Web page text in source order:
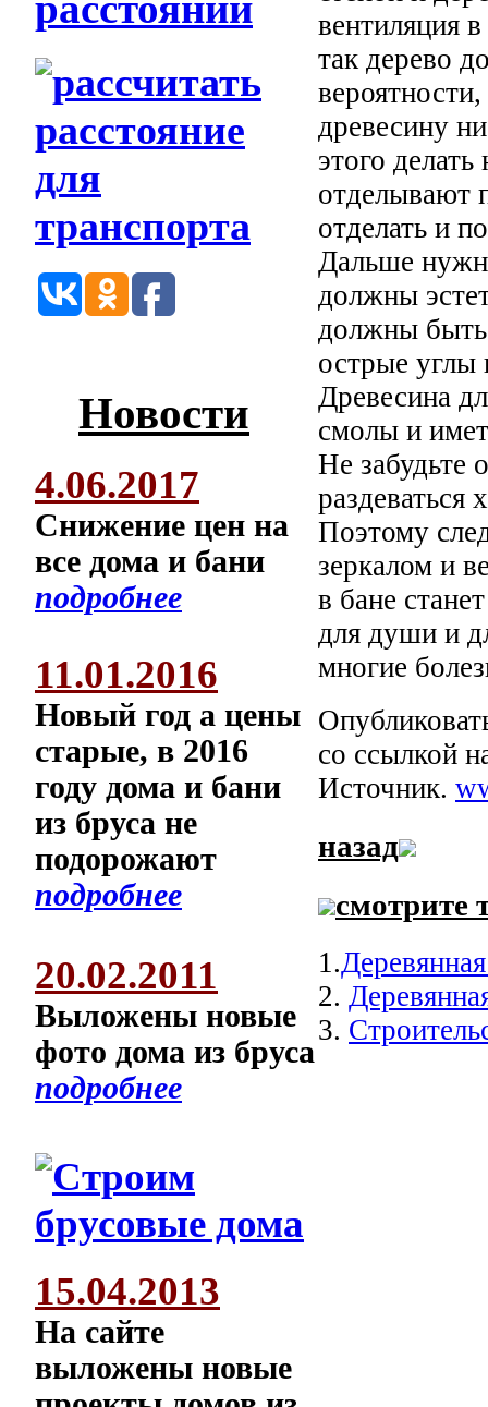
Новости
4.06.2017
Снижение цен на
все дома и бани
подробнее
11.01.2016
Новый год а цены
старые, в 2016
году дома и бани
из бруса не
подорожают
подробнее
20.02.2011
Выложены новые
фото дома из бруса
подробнее
15.04.2013
На сайте
выложены новые
вентиляция
так дерево
древесину
этого
отделывают
отделать и
Дальше
должны
должны быть
острые
Древесина
смолы и
Не забудьте
раздеваться
Поэтому
зеркалом и
в бане
для души и
многие
со ссылкой
Источник.
назад
смотрите
1.
2.
3.